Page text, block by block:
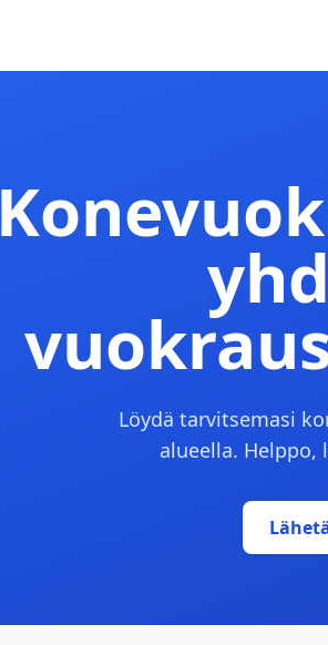
Löydä tarvitsemasi
alueella. Helppo,